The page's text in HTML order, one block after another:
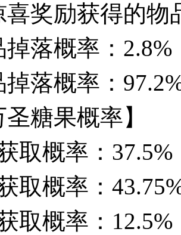
喜奖励获得的物
落概率：2.8%
落概率：
圣糖果概率】
取概率：37.5%
取概率：
取概率：12.5%